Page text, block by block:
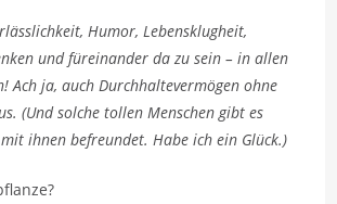
Humor, Lebensklugheit,
und füreinander da zu sein – in allen
Ach ja, auch Durchhaltevermögen ohne
(Und solche tollen Menschen gibt es
ihnen befreundet. Habe ich ein Glück.)